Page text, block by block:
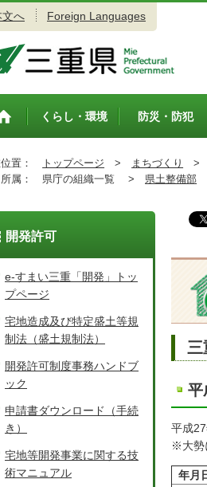
文へ Foreign Languages
プペ
くらし・環境 防災・防犯
置： トップページ > まちづくり >
属：
県庁の組織一覧 > 県土整備部
三
平
平成
※大勢
年月
開発許可
e-すまい三重「開発」トッ
プページ
宅地造成及び特定盛土等規
制法（盛土規制法）
開発許可制度事務ハンドブ
ック
申請書ダウンロード（手続
き）
宅地等開発事業に関する技
術マニュアル